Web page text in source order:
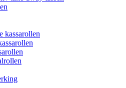
kassarollen